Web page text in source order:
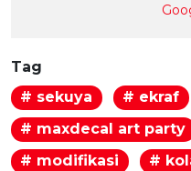
Tag
# sekuya
# ekraf
# maxdecal art party
# modifikasi
#